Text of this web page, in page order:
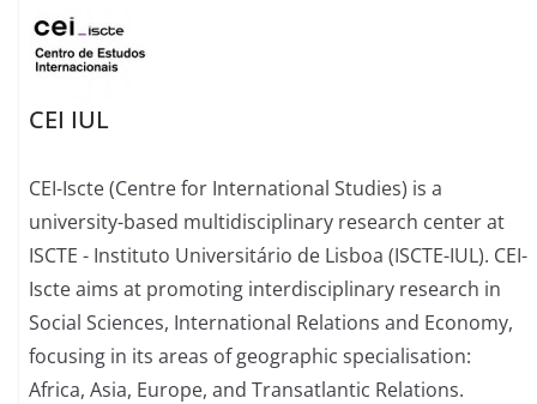
CEI IUL
CEI-Iscte (Centre for International Studies) is a
university-based multidisciplinary research center at
ISCTE - Instituto Universitário de Lisboa (ISCTE-IUL). CEI-
Iscte aims at promoting interdisciplinary research in
Social Sciences, International Relations and Economy,
focusing in its areas of geographic specialisation:
Africa, Asia, Europe, and Transatlantic Relations.